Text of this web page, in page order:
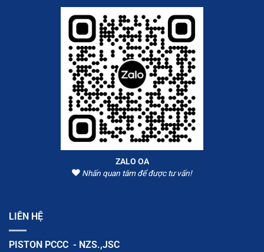
ZALO OA
Nhấn quan tâm để được tư vấn!
LIÊN HỆ
PISTON PCCC - NZS.,JSC